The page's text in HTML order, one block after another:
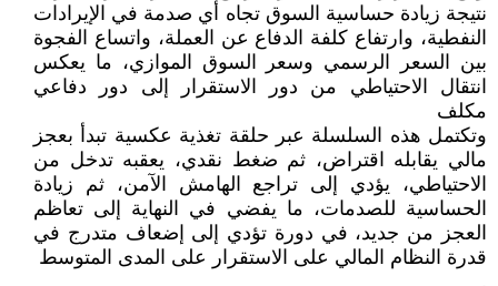
نتيجة زيادة حساسية السوق تجاه أي صدمة في الإيرادات
النفطية، وارتفاع كلفة الدفاع عن العملة، واتساع الفجوة
بين السعر الرسمي وسعر السوق الموازي، ما يعكس
انتقال الاحتياطي من دور الاستقرار إلى دور دفاعي
مكلف
وتكتمل هذه السلسلة عبر حلقة تغذية عكسية تبدأ بعجز
مالي يقابله اقتراض، ثم ضغط نقدي، يعقبه تدخل من
الاحتياطي، يؤدي إلى تراجع الهامش الآمن، ثم زيادة
الحساسية للصدمات، ما يفضي في النهاية إلى تعاظم
العجز من جديد، في دورة تؤدي إلى إضعاف متدرج في
قدرة النظام المالي على الاستقرار على المدى المتوسط